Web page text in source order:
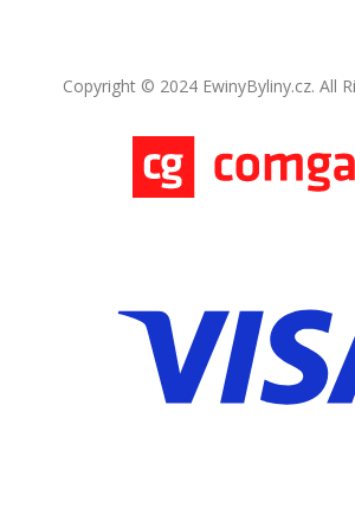
Copyright © 2024 EwinyByliny.cz. All